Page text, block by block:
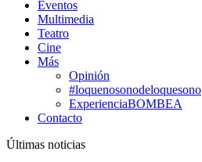
Eventos
Multimedia
Teatro
Cine
Más
Opinión
#loquenosonodeloquesono
ExperienciaBOMBEA
Contacto
Últimas noticias